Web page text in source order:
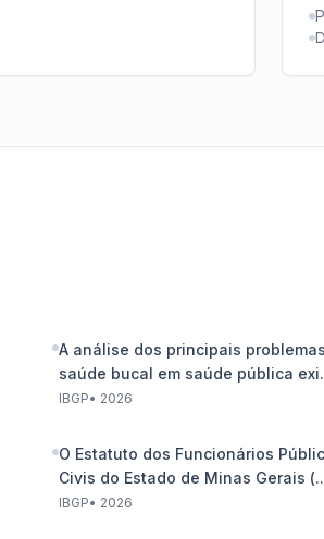
A análise dos principais
saúde bucal em saúde pública
IBGP• 2026
O Estatuto dos Funcionários
Civis do Estado de Minas Gerais
IBGP• 2026